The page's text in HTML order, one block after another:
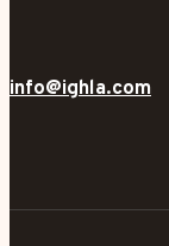
info@ighla.com